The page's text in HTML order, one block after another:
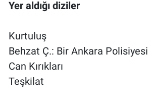
Yer aldığı diziler
Kurtuluş
Behzat Ç.: Bir Ankara Polisiyesi
Can Kırıkları
Teşkilat